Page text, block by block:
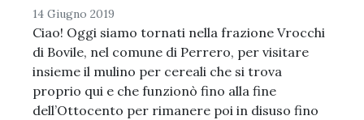
14 Giugno 2019
Ciao! Oggi siamo tornati nella frazione Vrocchi
di Bovile, nel comune di Perrero, per visitare
insieme il mulino per cereali che si trova
proprio qui e che funzionò fino alla fine
dell’Ottocento per rimanere poi in disuso fino